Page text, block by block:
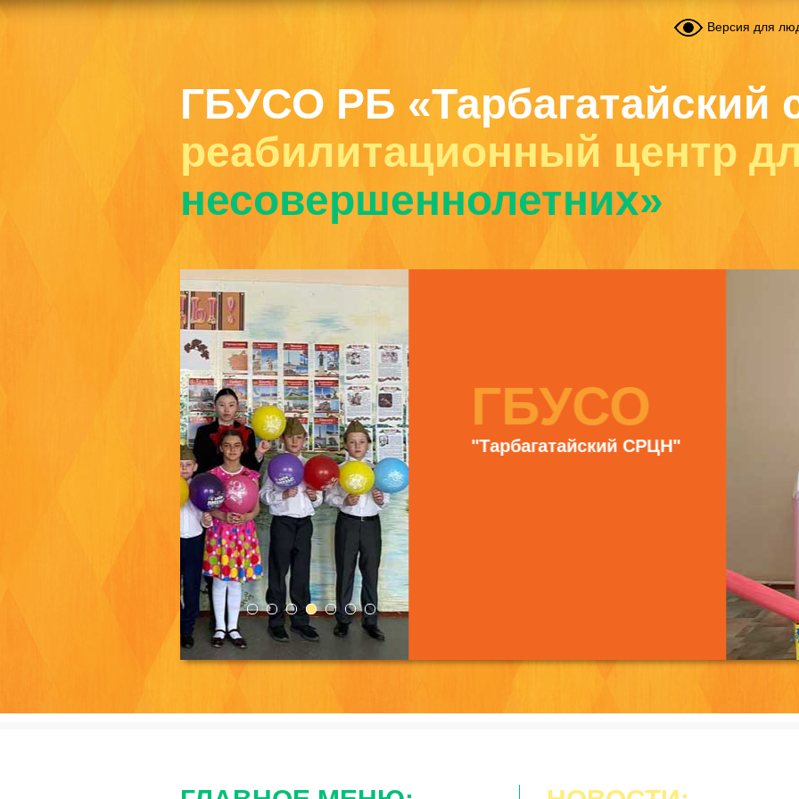
Версия для
ГБУСО РБ «Тарбагатайский
реабилитационный центр
несовершеннолетних»
ГБУСО
"Тарбагатайский СРЦН"